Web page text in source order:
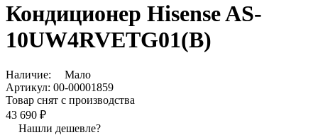
Кондиционер Hisense AS-
10UW4RVETG01(B)
Наличие:
Мало
Артикул: 00-00001859
Товар снят с производства
43 690 ₽
Нашли дешевле?